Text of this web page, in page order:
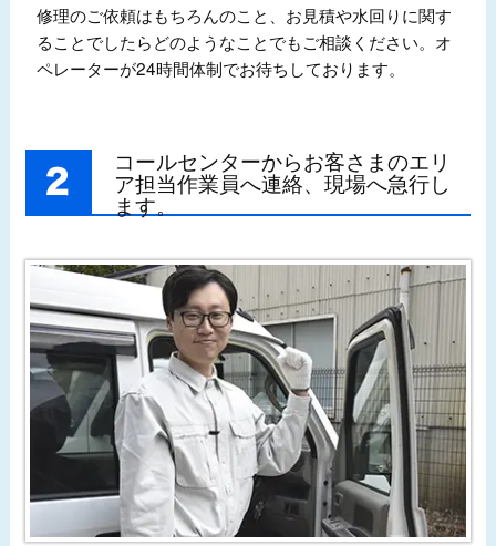
修理のご依頼はもちろんのこと、お見積や水回りに関す
ることでしたらどのようなことでもご相談ください。オ
ペレーターが24時間体制でお待ちしております。
コールセンターからお客さまのエリ
ア担当作業員へ連絡、現場へ急行し
ます。